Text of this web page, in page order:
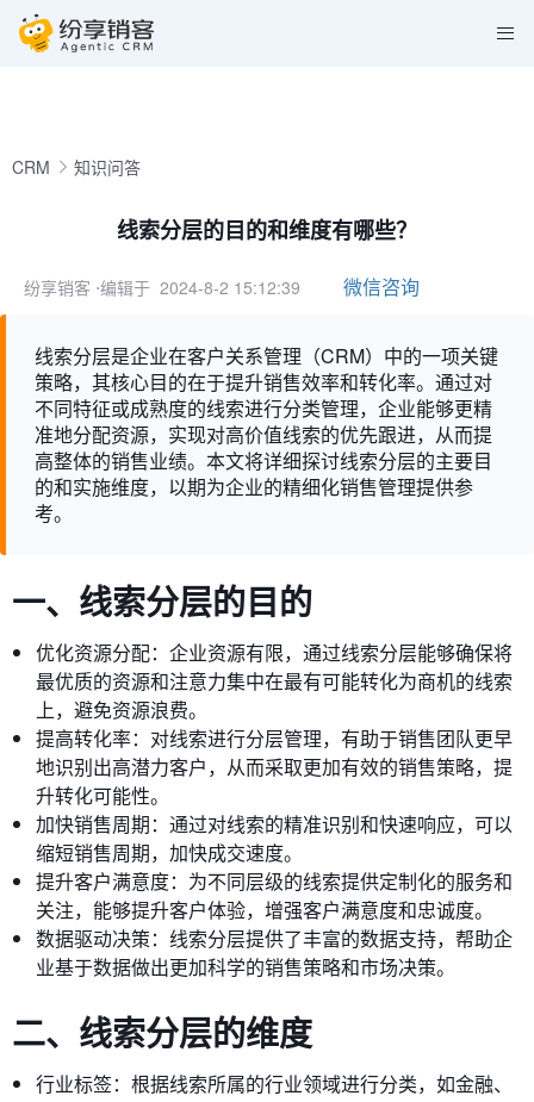
CRM 知识问答
线索分层的目的和维度有哪些？
纷享销客 ⋅编辑于 2024-8-2 15:12:39 微信咨询
线索分层是企业在客户关系管理（CRM）中的一项关键
策略，其核心目的在于提升销售效率和转化率。通过对
不同特征或成熟度的线索进行分类管理，企业能够更精
准地分配资源，实现对高价值线索的优先跟进，从而提
高整体的销售业绩。本文将详细探讨线索分层的主要目
的和实施维度，以期为企业的精细化销售管理提供参
考。
一、线索分层的目的
优化资源分配：企业资源有限，通过线索分层能够确保将
最优质的资源和注意力集中在最有可能转化为商机的线索
上，避免资源浪费。
提高转化率：对线索进行分层管理，有助于销售团队更早
地识别出高潜力客户，从而采取更加有效的销售策略，提
升转化可能性。
加快销售周期：通过对线索的精准识别和快速响应，可以
缩短销售周期，加快成交速度。
提升客户满意度：为不同层级的线索提供定制化的服务和
关注，能够提升客户体验，增强客户满意度和忠诚度。
数据驱动决策：线索分层提供了丰富的数据支持，帮助企
业基于数据做出更加科学的销售策略和市场决策。
二、线索分层的维度
行业标签：根据线索所属的行业领域进行分类，如金融、